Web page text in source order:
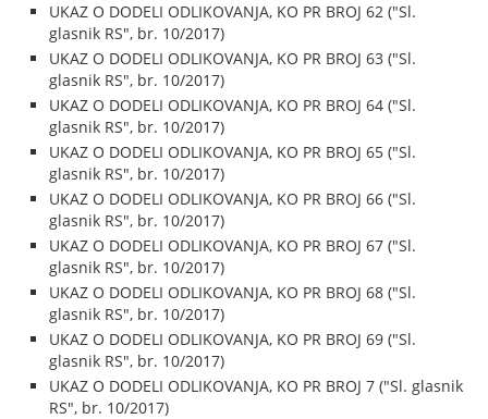
UKAZ O DODELI ODLIKOVANJA, KO PR BROJ 62 ("Sl.
glasnik RS", br. 10/2017)
UKAZ O DODELI ODLIKOVANJA, KO PR BROJ 63 ("Sl.
glasnik RS", br. 10/2017)
UKAZ O DODELI ODLIKOVANJA, KO PR BROJ 64 ("Sl.
glasnik RS", br. 10/2017)
UKAZ O DODELI ODLIKOVANJA, KO PR BROJ 65 ("Sl.
glasnik RS", br. 10/2017)
UKAZ O DODELI ODLIKOVANJA, KO PR BROJ 66 ("Sl.
glasnik RS", br. 10/2017)
UKAZ O DODELI ODLIKOVANJA, KO PR BROJ 67 ("Sl.
glasnik RS", br. 10/2017)
UKAZ O DODELI ODLIKOVANJA, KO PR BROJ 68 ("Sl.
glasnik RS", br. 10/2017)
UKAZ O DODELI ODLIKOVANJA, KO PR BROJ 69 ("Sl.
glasnik RS", br. 10/2017)
UKAZ O DODELI ODLIKOVANJA, KO PR BROJ 7 ("Sl. glasnik
RS", br. 10/2017)